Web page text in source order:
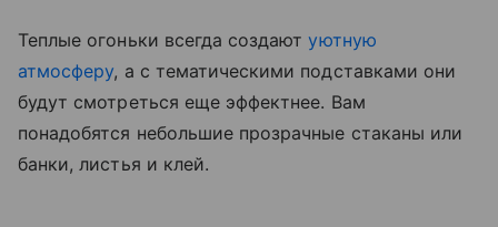
Теплые огоньки всегда создаютуютную
атмосферу, а с тематическими подставками они
будут смотреться еще эффектнее. Вам
понадобятся небольшие прозрачные стаканы или
банки, листья и клей.